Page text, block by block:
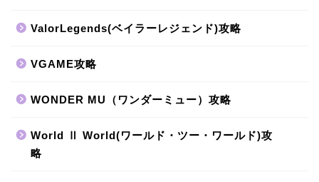
ValorLegends(ベイラーレジェンド)攻略
VGAME攻略
WONDER MU（ワンダーミュー）攻略
World Ⅱ World(ワールド・ツー・ワールド)攻
略